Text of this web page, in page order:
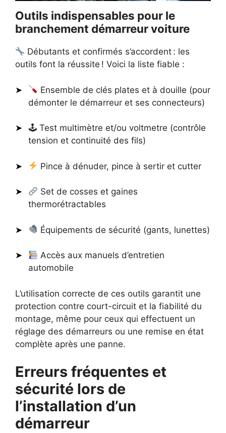
Outils indispensables pour le
branchement démarreur voiture
Débutants et confirmés s’accordent : les
outils font la réussite ! Voici la liste fiable :
Ensemble de clés plates et à douille (pour
démonter le démarreur et ses connecteurs)
🕹 Test multimètre et/ou voltmetre (contrôle
tension et continuité des fils)
Pince à dénuder, pince à sertir et cutter
Set de cosses et gaines
thermorétractables
Équipements de sécurité (gants, lunettes)
Accès aux manuels d’entretien
automobile
L’utilisation correcte de ces outils garantit une
protection contre court-circuit et la fiabilité du
montage, même pour ceux qui effectuent un
réglage des démarreurs ou une remise en état
complète après une panne.
Erreurs fréquentes et
sécurité lors de
l’installation d’un
démarreur